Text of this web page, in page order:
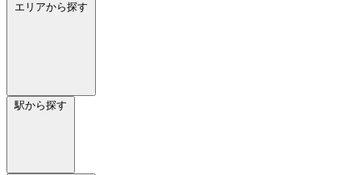
エリアから探す
駅から探す